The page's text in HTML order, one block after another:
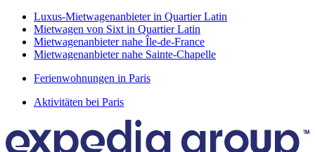
Luxus-Mietwagenanbieter in Quartier Latin
Mietwagen von Sixt in Quartier Latin
Mietwagenanbieter nahe Île-de-France
Mietwagenanbieter nahe Sainte-Chapelle
Ferienwohnungen in Paris
Aktivitäten bei Paris